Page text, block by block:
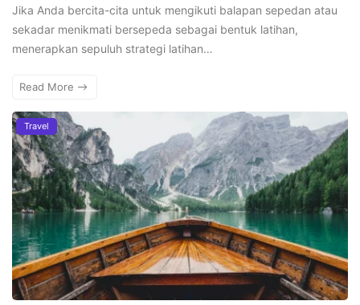
Jika Anda bercita-cita untuk mengikuti balapan sepedan atau
sekadar menikmati bersepeda sebagai bentuk latihan,
menerapkan sepuluh strategi latihan…
Read More
Travel